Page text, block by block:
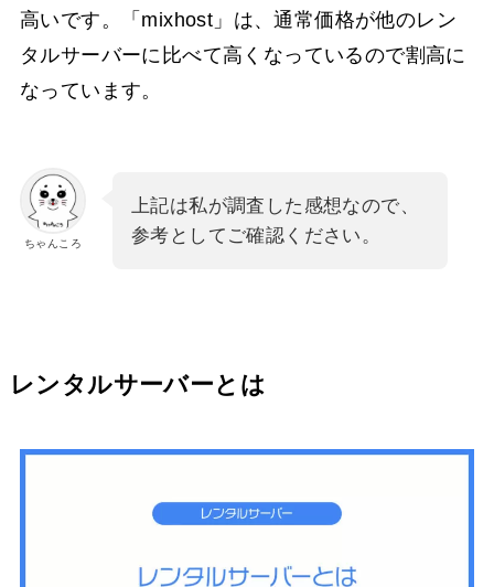
高いです。「mixhost」は、通常価格が他のレン
タルサーバーに比べて高くなっているので割高に
なっています。
ちゃんころ
上記は私が調査した感想なので、
参考としてご確認ください。
レンタルサーバーとは